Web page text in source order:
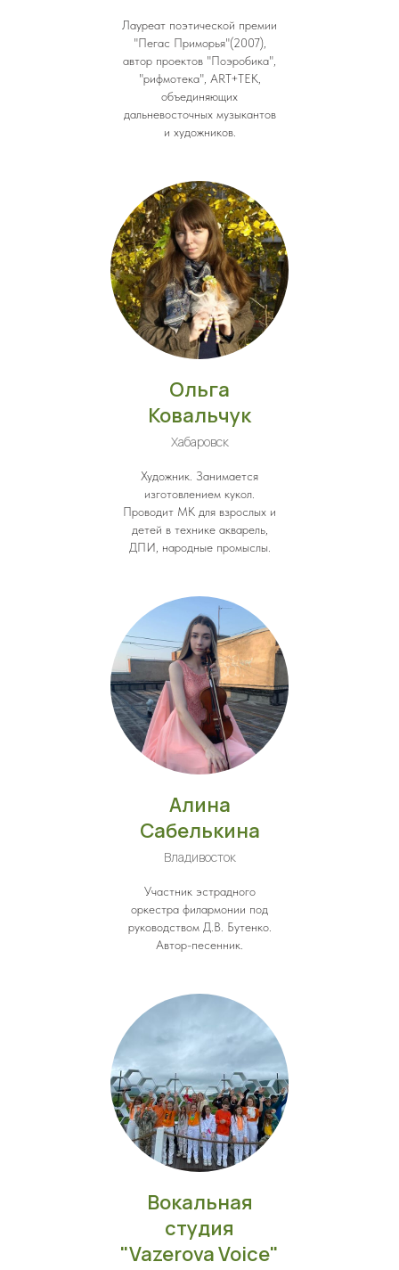
Лауреат поэтической премии
"Пегас Приморья"(2007),
автор проектов "Поэробика",
"рифмотека", ART+TEK,
объединяющих
дальневосточных музыкантов
и художников.
Ольга
Ковальчук
Хабаровск
Художник. Занимается
изготовлением кукол.
Проводит МК для взрослых и
детей в технике акварель,
ДПИ, народные промыслы.
Алина
Сабелькина
Владивосток
Участник эстрадного
оркестра филармонии под
руководством Д.В. Бутенко.
Автор-песенник.
Вокальная
студия
"Vazerova Voice"